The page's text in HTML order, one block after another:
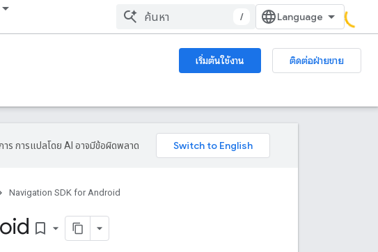
/
เริ่มต้นใช้งาน
ติดต่อฝ่ายขาย
ร การแปลโดย AI อาจมีข้อผิดพลาด
Navigation SDK for Android
bookmark_border